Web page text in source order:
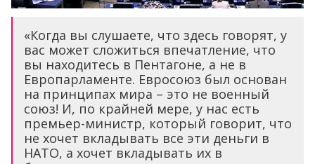
«Когда вы слушаете, что здесь говорят, у
вас может сложиться впечатление, что
вы находитесь в Пентагоне, а не в
Европарламенте. Евросоюз был основан
на принципах мира – это не военный
союз! И, по крайней мере, у нас есть
премьер-министр, который говорит, что
не хочет вкладывать все эти деньги в
НАТО, а хочет вкладывать их в